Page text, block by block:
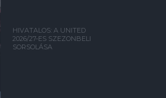
HIVATALOS: A UNITED
2026/27-ES SZEZONBELI
SORSOLÁSA